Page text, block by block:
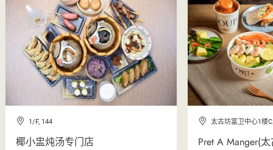
1/F, 144
椰小盅炖汤专门店
太古坊富卫中心1楼
Pret A Manger(